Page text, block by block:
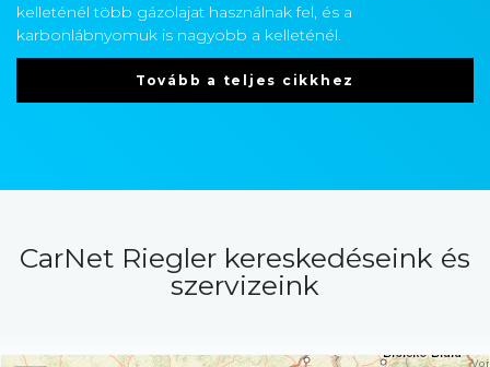
kelleténél több gázolajat használnak fel, és a
karbonlábnyomuk is nagyobb a kelleténél.
Tovább a teljes cikkhez
CarNet Riegler kereskedéseink és
szervizeink